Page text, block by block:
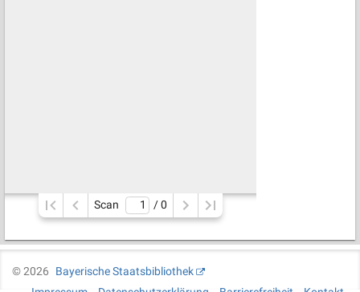
Scan / 0
©2026
Bayerische Staatsbibliothek